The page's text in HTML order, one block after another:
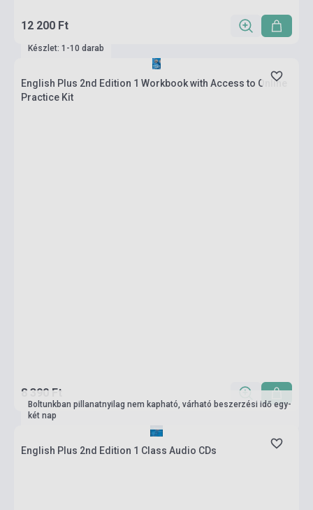
12 200 Ft
Készlet: 1-10 darab
English Plus 2nd Edition 1 Workbook with Access to Online
Practice Kit
8 390 Ft
Boltunkban pillanatnyilag nem kapható, várható beszerzési idő egy-
két nap
English Plus 2nd Edition 1 Class Audio CDs